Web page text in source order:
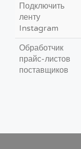
Подключить
ленту
Instagram
Обработчик
прайс-листов
поставщиков